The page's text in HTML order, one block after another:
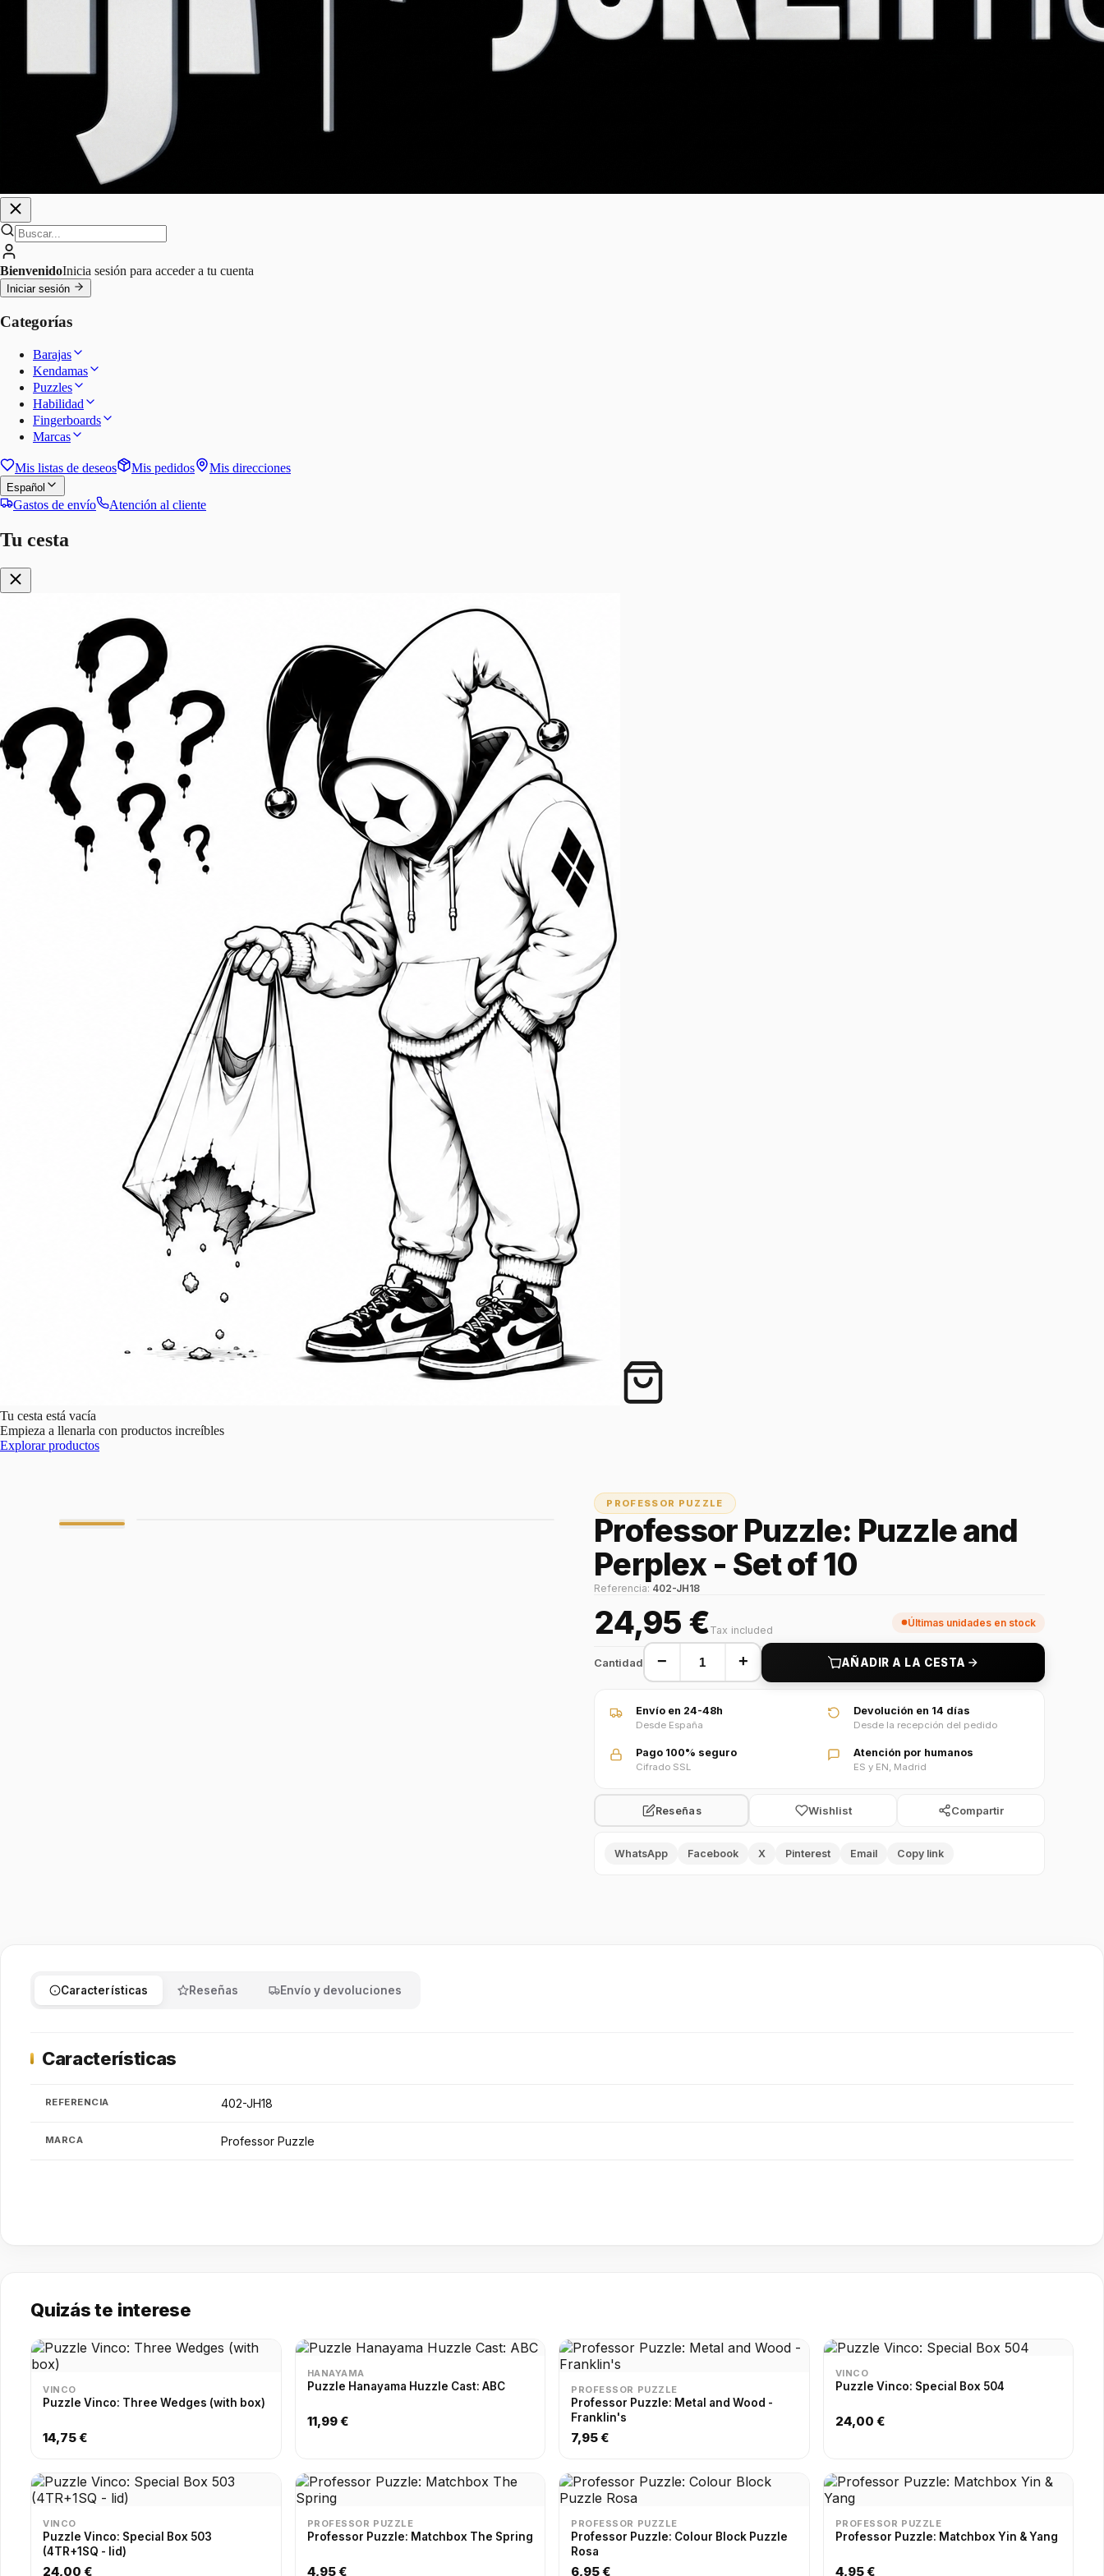
BienvenidoInicia sesión para acceder a tu cuenta
Iniciar sesión
Categorías
Barajas
Kendamas
Puzzles
Habilidad
Fingerboards
Marcas
Mis listas de deseos Mis pedidos Mis direcciones
Español
Gastos de envío Atención al cliente
Tu cesta
Tu cesta está vacía
Empieza a llenarla con productos increíbles
Explorar productos
PROFESSOR PUZZLE
Professor Puzzle: Puzzle and
Perplex - Set of 10
Referencia: 402-JH18
24,95 €Tax included
Últimas unidades en stock
Cantidad − + AÑADIR A LA CESTA
Envío en 24-48h
Desde España
Devolución en 14 días
Desde la recepción del pedido
Pago 100% seguro
Cifrado SSL
Atención por humanos
ES y EN, Madrid
Reseñas Wishlist Compartir
WhatsApp Facebook X Pinterest Email Copy link
Características Reseñas Envío y devoluciones
Características
REFERENCIA 402-JH18
MARCA Professor Puzzle
Quizás te interese
VINCO
Puzzle Vinco: Three Wedges (with box)
14,75 €
HANAYAMA
Puzzle Hanayama Huzzle Cast: ABC
11,99 €
PROFESSOR PUZZLE
Professor Puzzle: Metal and Wood -
Franklin's
7,95 €
VINCO
Puzzle Vinco: Special Box 504
24,00 €
VINCO
Puzzle Vinco: Special Box 503
(4TR+1SQ - lid)
24,00 €
PROFESSOR PUZZLE
Professor Puzzle: Matchbox The Spring
4,95 €
PROFESSOR PUZZLE
Professor Puzzle: Colour Block Puzzle
Rosa
6,95 €
PROFESSOR PUZZLE
Professor Puzzle: Matchbox Yin & Yang
4,95 €